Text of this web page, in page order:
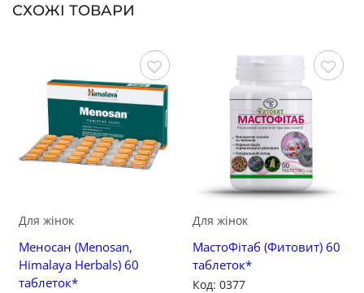
СХОЖІ ТОВАРИ
Зберегти
Для жінок
Меносан (Menosan,
Himalaya Herbals) 60
таблеток*
Зберегти
Для жінок
МастоФітаб (Фитовит) 60
таблеток*
Код: 0377